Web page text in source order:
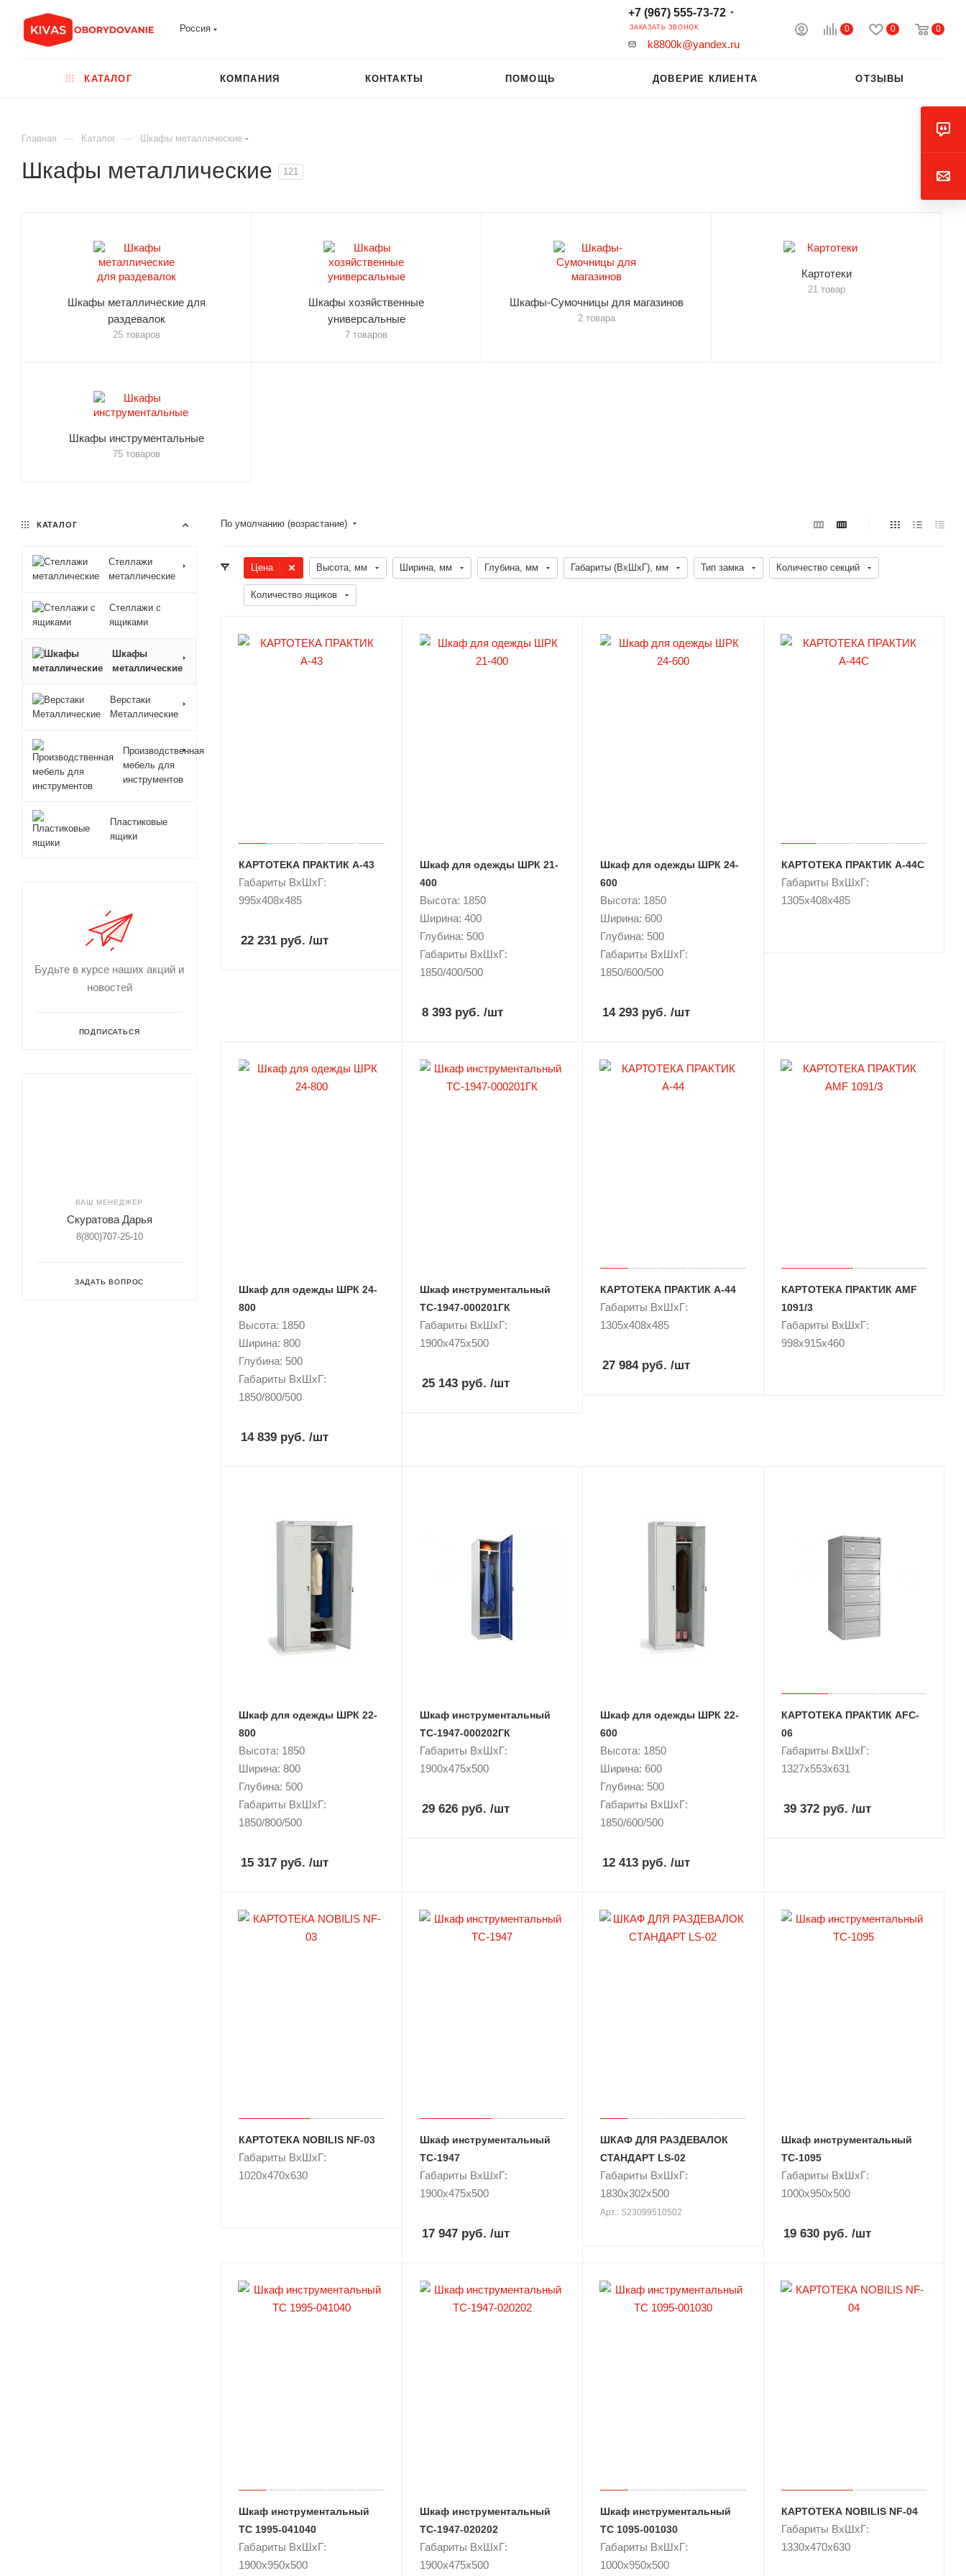
Россия 0 0 0
+7 (967) 555-73-72
ЗАКАЗАТЬ ЗВОНОК
k8800k@yandex.ru
КАТАЛОГ КОМПАНИЯ КОНТАКТЫ ПОМОЩЬ ДОВЕРИЕ КЛИЕНТА ОТЗЫВЫ
Главная — Каталог — Шкафы металлические
Шкафы металлические 121
Шкафы металлические для
раздевалок
25 товаров
Шкафы хозяйственные
универсальные
7 товаров
Шкафы-Сумочницы для магазинов
2 товара
Картотеки
21 товар
Шкафы инструментальные
75 товаров
По умолчанию (возрастание)
Цена Высота, мм Ширина, мм Глубина, мм Габариты (ВхШхГ), мм Тип замка Количество секций
Количество ящиков
КАРТОТЕКА ПРАКТИК А-43
Габариты ВxШxГ:
995x408x485
22 231 руб. /шт
Шкаф для одежды ШРК 21-
400
Высота: 1850
Ширина: 400
Глубина: 500
Габариты ВxШxГ:
1850/400/500
8 393 руб. /шт
Шкаф для одежды ШРК 24-
600
Высота: 1850
Ширина: 600
Глубина: 500
Габариты ВxШxГ:
1850/600/500
14 293 руб. /шт
КАРТОТЕКА ПРАКТИК А-44С
Габариты ВxШxГ:
1305x408x485
Шкаф для одежды ШРК 24-
800
Высота: 1850
Ширина: 800
Глубина: 500
Габариты ВxШxГ:
1850/800/500
14 839 руб. /шт
Шкаф инструментальный
TC-1947-000201ГК
Габариты ВxШxГ:
1900x475x500
25 143 руб. /шт
КАРТОТЕКА ПРАКТИК А-44
Габариты ВxШxГ:
1305x408x485
27 984 руб. /шт
КАРТОТЕКА ПРАКТИК AMF
1091/3
Габариты ВxШxГ:
998x915x460
Шкаф для одежды ШРК 22-
800
Высота: 1850
Ширина: 800
Глубина: 500
Габариты ВxШxГ:
1850/800/500
15 317 руб. /шт
Шкаф инструментальный
TC-1947-000202ГК
Габариты ВxШxГ:
1900x475x500
29 626 руб. /шт
Шкаф для одежды ШРК 22-
600
Высота: 1850
Ширина: 600
Глубина: 500
Габариты ВxШxГ:
1850/600/500
12 413 руб. /шт
КАРТОТЕКА ПРАКТИК AFC-
06
Габариты ВxШxГ:
1327x553x631
39 372 руб. /шт
КАРТОТЕКА NOBILIS NF-03
Габариты ВxШxГ:
1020x470x630
Шкаф инструментальный
TC-1947
Габариты ВxШxГ:
1900x475x500
17 947 руб. /шт
ШКАФ ДЛЯ РАЗДЕВАЛОК
СТАНДАРТ LS-02
Габариты ВxШxГ:
1830x302x500
Арт.: S23099510502
Шкаф инструментальный
TC-1095
Габариты ВxШxГ:
1000x950x500
19 630 руб. /шт
Шкаф инструментальный
ТС 1995-041040
Габариты ВxШxГ:
1900x950x500
Шкаф инструментальный
TC-1947-020202
Габариты ВxШxГ:
1900x475x500
Шкаф инструментальный
ТС 1095-001030
Габариты ВxШxГ:
1000x950x500
КАРТОТЕКА NOBILIS NF-04
Габариты ВxШxГ:
1330x470x630
КАТАЛОГ
Стеллажи
металлические
Стеллажи с
ящиками
Шкафы
металлические
Верстаки
Металлические
Производственная
мебель для
инструментов
Пластиковые
ящики
Будьте в курсе наших акций и
новостей
ПОДПИСАТЬСЯ
ВАШ МЕНЕДЖЕР
Скуратова Дарья
8(800)707-25-10
ЗАДАТЬ ВОПРОС